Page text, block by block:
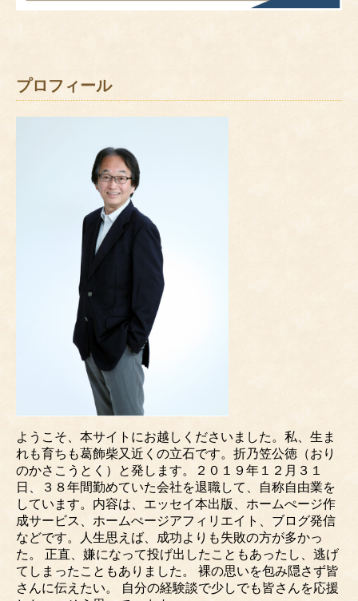
プロフィール
ようこそ、本サイトにお越しくださいました。私、生ま
れも育ちも葛飾柴又近くの立石です。折乃笠公徳（おり
のかさこうとく）と発します。２０１９年１２月３１
日、３８年間勤めていた会社を退職して、自称自由業を
しています。内容は、エッセイ本出版、ホームぺージ作
成サービス、ホームぺージアフィリエイト、ブログ発信
などです。人生思えば、成功よりも失敗の方が多かっ
た。 正直、嫌になって投げ出したこともあったし、逃げ
てしまったこともありました。 裸の思いを包み隠さず皆
さんに伝えたい。 自分の経験談で少しでも皆さんを応援